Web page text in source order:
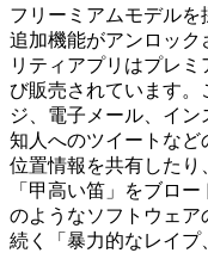
フリーミアムモデル
追加機能がアンロック
リティアプリはプレ
び販売されています
ジ、電子メール、イ
知人へのツイートな
位置情報を共有した
「甲高い笛」をブロ
のようなソフトウェア
続く「暴力的なレイプ